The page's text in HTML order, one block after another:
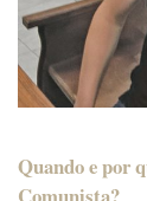
Quando e por